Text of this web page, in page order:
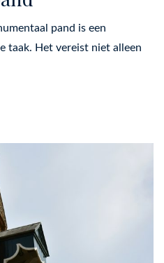
pand is een
taak. Het vereist niet alleen